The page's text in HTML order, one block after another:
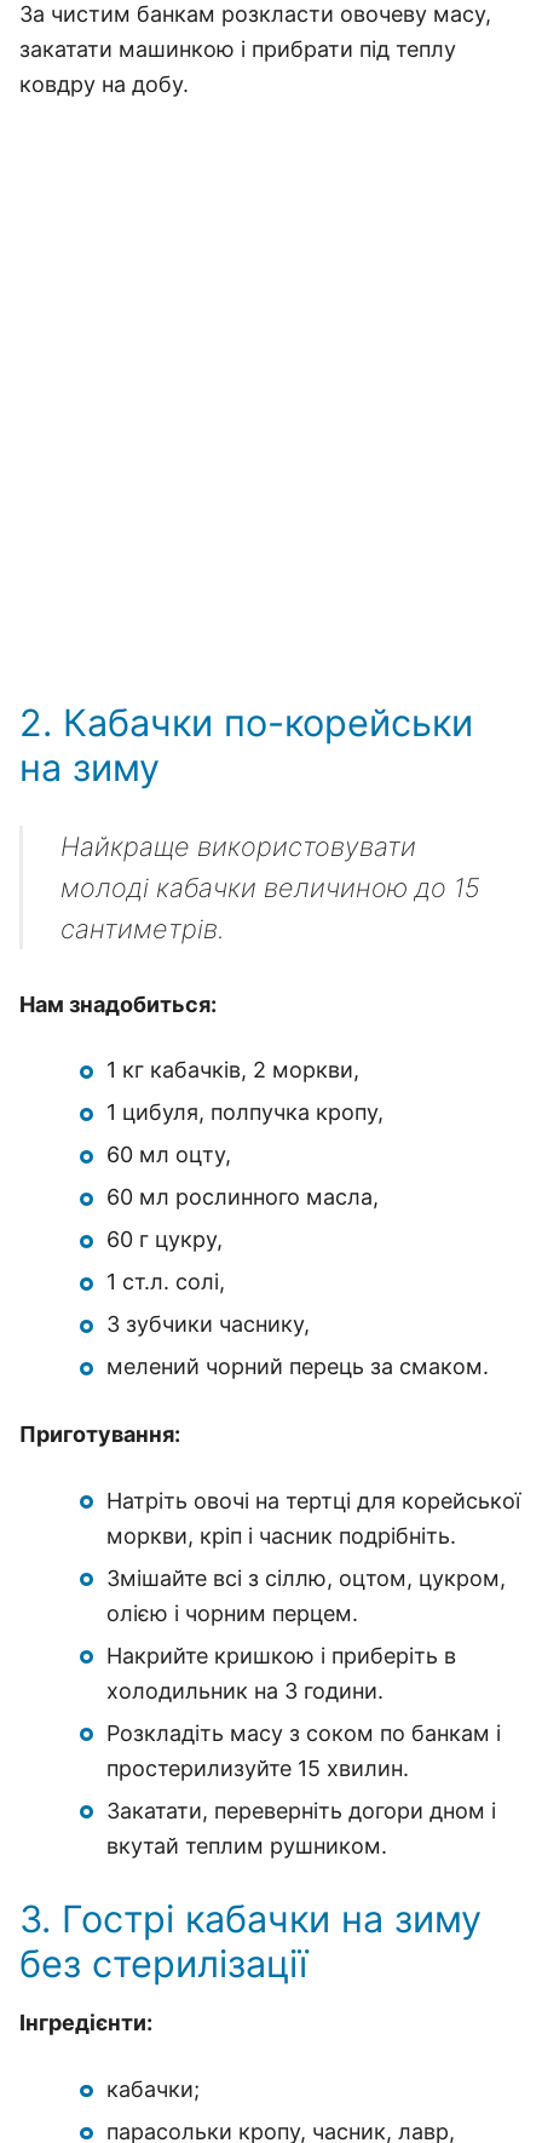
За чистим банкам розкласти овочеву масу,
закатати машинкою і прибрати під теплу
ковдру на добу.
2. Кабачки по-корейськи
на зиму
Найкраще використовувати
молоді кабачки величиною до 15
сантиметрів.
Нам знадобиться:
1 кг кабачків, 2 моркви,
1 цибуля, полпучка кропу,
60 мл оцту,
60 мл рослинного масла,
60 г цукру,
1 ст.л. солі,
3 зубчики часнику,
мелений чорний перець за смаком.
Приготування:
Натріть овочі на тертці для корейської
моркви, кріп і часник подрібніть.
Змішайте всі з сіллю, оцтом, цукром,
олією і чорним перцем.
Накрийте кришкою і приберіть в
холодильник на 3 години.
Розкладіть масу з соком по банкам і
простерилизуйте 15 хвилин.
Закатати, переверніть догори дном і
вкутай теплим рушником.
3. Гострі кабачки на зиму
без стерилізації
Інгредієнти:
кабачки;
парасольки кропу, часник, лавр,